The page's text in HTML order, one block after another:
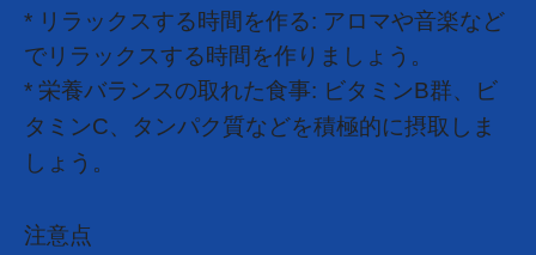
* リラックスする時間を作る: アロマや音楽など
でリラックスする時間を作りましょう。
* 栄養バランスの取れた食事: ビタミンB群、ビ
タミンC、 タンパク質などを積極的に摂取しま
しょう。
注意点